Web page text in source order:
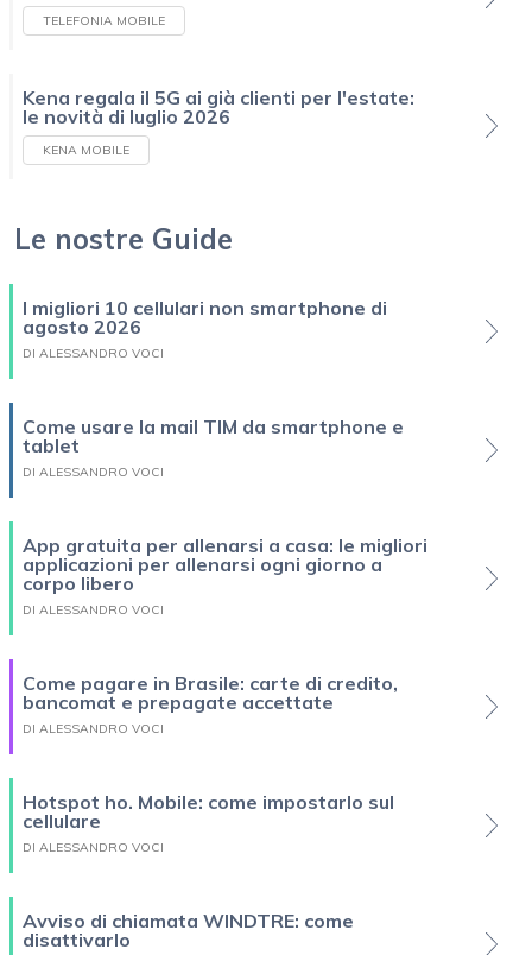
TELEFONIA MOBILE
Kena regala il 5G ai già clienti per l'estate:
le novità di luglio 2026
KENA MOBILE
Le nostre Guide
I migliori 10 cellulari non smartphone di
agosto 2026
DI ALESSANDRO VOCI
Come usare la mail TIM da smartphone e
tablet
DI ALESSANDRO VOCI
App gratuita per allenarsi a casa: le migliori
applicazioni per allenarsi ogni giorno a
corpo libero
DI ALESSANDRO VOCI
Come pagare in Brasile: carte di credito,
bancomat e prepagate accettate
DI ALESSANDRO VOCI
Hotspot ho. Mobile: come impostarlo sul
cellulare
DI ALESSANDRO VOCI
Avviso di chiamata WINDTRE: come
disattivarlo